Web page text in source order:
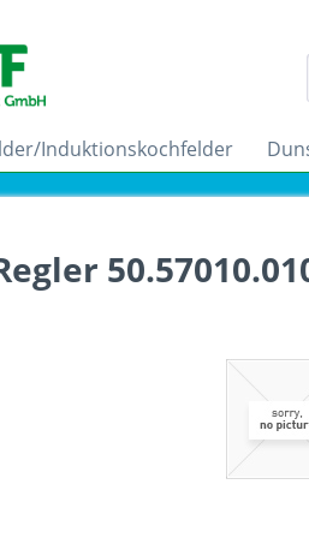
Induktionskochfelder